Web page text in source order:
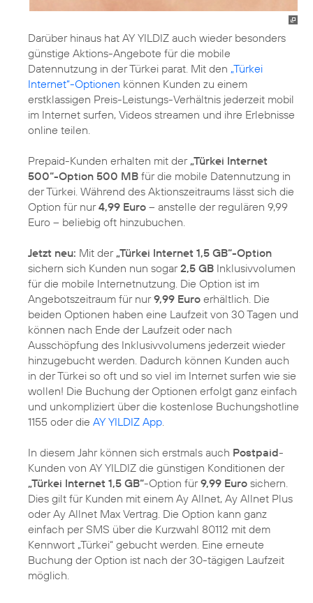
Darüber hinaus hat AY YILDIZ auch wieder besonders
günstige Aktions-Angebote für die mobile
Datennutzung in der Türkei parat. Mit den „Türkei
Internet“-Optionen können Kunden zu einem
erstklassigen Preis-Leistungs-Verhältnis jederzeit mobil
im Internet surfen, Videos streamen und ihre Erlebnisse
online teilen.
Prepaid-Kunden erhalten mit der„Türkei Internet
500“-Option 500 MB für die mobile Datennutzung in
der Türkei. Während des Aktionszeitraums lässt sich die
Option für nur4,99 Euro – anstelle der regulären 9,99
Euro – beliebig oft hinzubuchen.
Jetzt neu: Mit der„Türkei Internet 1,5 GB“-Option
sichern sich Kunden nun sogar2,5 GB Inklusivvolumen
für die mobile Internetnutzung. Die Option ist im
Angebotszeitraum für nur9,99 Euro erhältlich. Die
beiden Optionen haben eine Laufzeit von 30 Tagen und
können nach Ende der Laufzeit oder nach
Ausschöpfung des Inklusivvolumens jederzeit wieder
hinzugebucht werden. Dadurch können Kunden auch
in der Türkei so oft und so viel im Internet surfen wie sie
wollen! Die Buchung der Optionen erfolgt ganz einfach
und unkompliziert über die kostenlose Buchungshotline
1155 oder die AY YILDIZ App.
In diesem Jahr können sich erstmals auch Postpaid-
Kunden von AY YILDIZ die günstigen Konditionen der
„Türkei Internet 1,5 GB“-Option für9,99 Euro sichern.
Dies gilt für Kunden mit einem Ay Allnet, Ay Allnet Plus
oder Ay Allnet Max Vertrag. Die Option kann ganz
einfach per SMS über die Kurzwahl 80112 mit dem
Kennwort „Türkei“ gebucht werden. Eine erneute
Buchung der Option ist nach der 30-tägigen Laufzeit
möglich.